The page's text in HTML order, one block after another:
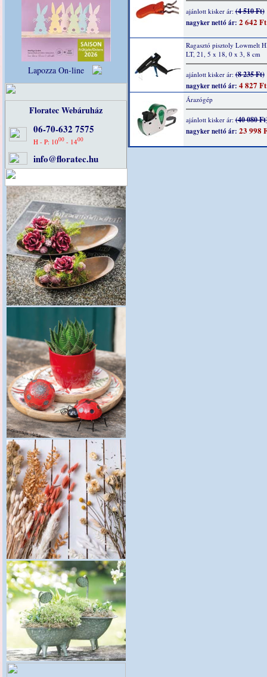
Lapozza On-line
Floratec Webáruház
06-70-632 7575
H - P: 1000 - 1400
info@floratec.hu
ajánlott kisker ár:(4 510 Ft)
nagyker nettó ár: 2 642 Ft
Ragasztó pisztoly Lowmelt
LT, 21, 5 x 18, 0 x 3, 8 cm
ajánlott kisker ár:(8 235 Ft)
nagyker nettó ár: 4 827 Ft
Árazógép
ajánlott kisker ár:(40 080
nagyker nettó ár: 23 998